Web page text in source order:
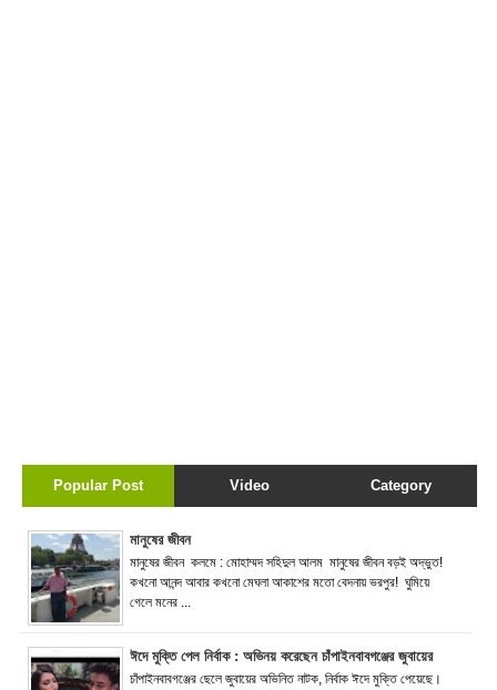
Popular Post Video Category
মানুষের জীবন
মানুষের জীবন কলমে : মোহাম্মদ সহিদুল আলম মানুষের জীবন বড়ই অদ্ভুত!
কখনো আনন্দ আবার কখনো মেঘলা আকাশের মতো বেদনায় ভরপুর! ঘুমিয়ে
গেলে মনের ...
ঈদে মুক্তি পেল নির্বাক : অভিনয় করেছেন চাঁপাইনবাবগঞ্জের জুবায়ের
চাঁপাইনবাবগঞ্জের ছেলে জুবায়ের অভিনিত নাটক, নির্বাক ঈদে মুক্তি পেয়েছে।